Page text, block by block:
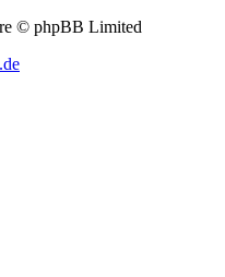
© phpBB Limited